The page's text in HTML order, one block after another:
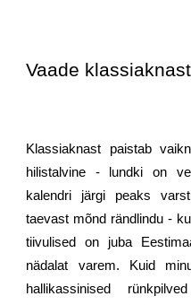
Vaade klassiaknast
Klassiaknast paistab
hilistalvine - lundki on
kalendri järgi peaks
taevast mõnd rändlindu -
tiivulised on juba
nädalat varem. Kuid
hallikassinised